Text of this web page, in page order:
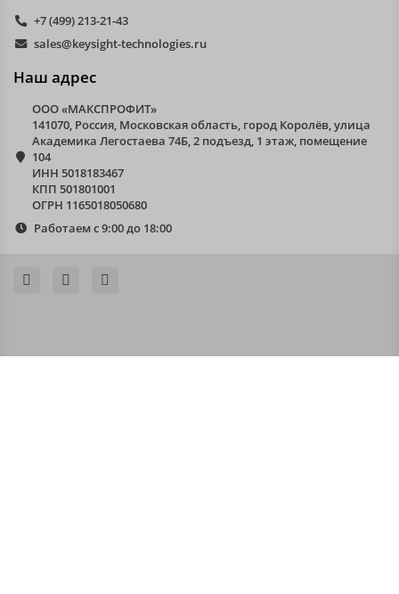
+7 (499) 213-21-43
sales@keysight-technologies.ru
Наш адрес
ООО «МАКСПРОФИТ»
141070, Россия, Московская область, город Королёв, улица
Академика Легостаева 74Б, 2 подъезд, 1 этаж, помещение
104
ИНН 5018183467
КПП 501801001
ОГРН 1165018050680
Работаем с 9:00 до 18:00